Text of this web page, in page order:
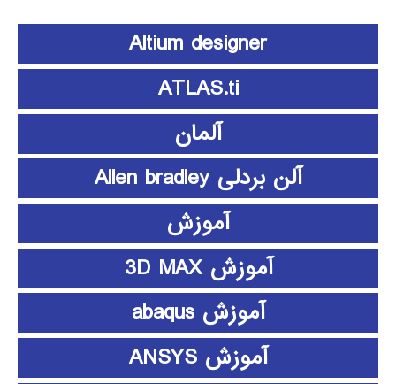
Altium designer
ATLAS.ti
آلمان
آلن بردلی Allen bradley
آموزش
آموزش 3D MAX
آموزش abaqus
آموزش ANSYS